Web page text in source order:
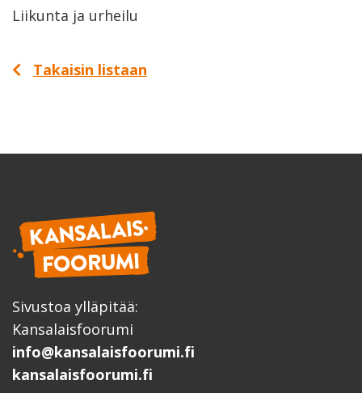
Liikunta ja urheilu
Takaisin listaan
Sivustoa ylläpitää:
Kansalaisfoorumi
info@kansalaisfoorumi.fi
kansalaisfoorumi.fi